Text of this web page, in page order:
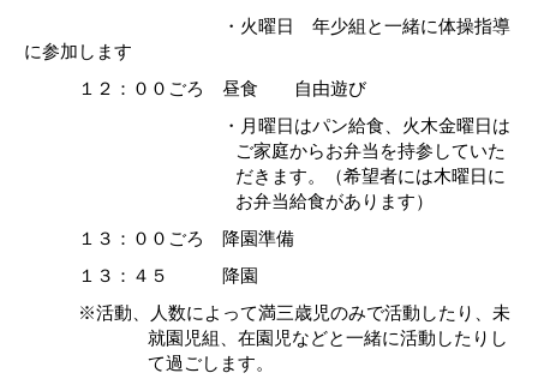
・火曜日 年少組と一緒に体操指導
に参加します
１２：００ごろ 昼食 自由遊び
・月曜日はパン給食、火木金曜日は
ご家庭からお弁当を持参していた
だきます。（希望者には木曜日に
お弁当給食があります）
１３：００ごろ 降園準備
１３：４５ 降園
※活動、人数によって満三歳児のみで活動したり、未
就園児組、在園児などと一緒に活動 したりし
て過ごします。